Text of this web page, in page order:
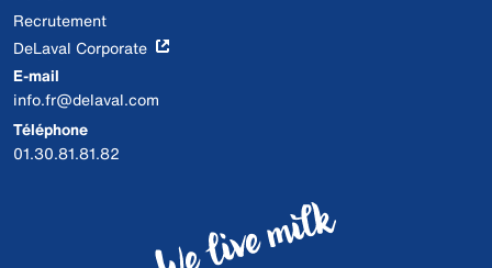
Recrutement
DeLaval Corporate
E-mail
info.fr@delaval.com
Téléphone
01.30.81.81.82